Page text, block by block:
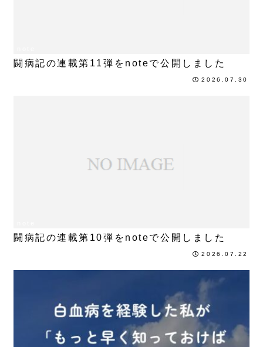
闘病記の連載第11弾をnoteで公開しました
2026.07.30
闘病記の連載第10弾をnoteで公開しました
2026.07.22